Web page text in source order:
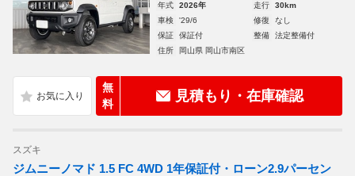
年式 2026年 走行
30km
車検
'29/6 修復
なし
保証
保証付 整備
法定整備付
住所
岡山県 岡山市南区
無
料
見積もり・在庫確認
スズキ
ジムニーノマド 1.5 FC 4WD 1年保証付・ローン2.9パーセン